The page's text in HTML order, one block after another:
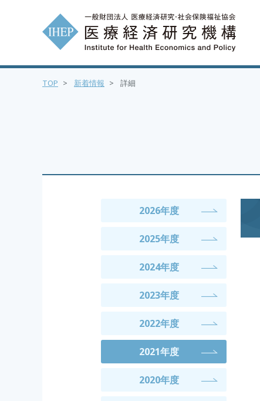
TOP > 新着情報 > 詳細
2026年度
2025年度
2024年度
2023年度
2022年度
2021年度
2020年度